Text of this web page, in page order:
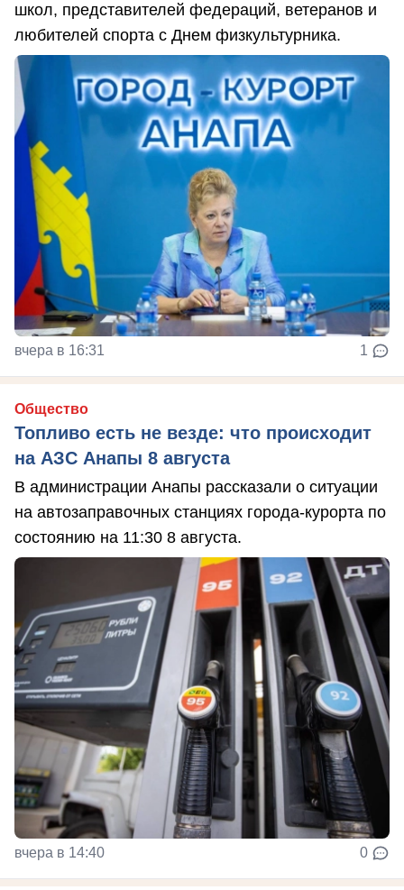
школ, представителей федераций, ветеранов и
любителей спорта с Днем физкультурника.
вчера в 16:31 1
Общество
Топливо есть не везде: что происходит
на АЗС Анапы 8 августа
В администрации Анапы рассказали о ситуации
на автозаправочных станциях города-курорта по
состоянию на 11:30 8 августа.
вчера в 14:40 0